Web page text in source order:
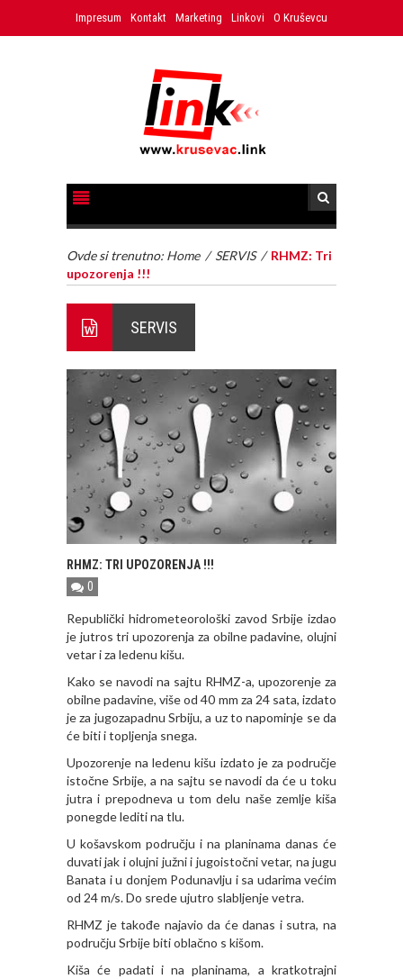
Impresum Kontakt Marketing Linkovi O Kruševcu
Ovde si trenutno: Home / SERVIS / RHMZ: Tri
upozorenja !!!
SERVIS
RHMZ: TRI UPOZORENJA !!!
0
Republički hidrometeorološki zavod Srbije izdao
je jutros tri upozorenja za obilne padavine, olujni
vetar i za ledenu kišu.
Kako se navodi na sajtu RHMZ-a, upozorenje za
obilne padavine, više od 40 mm za 24 sata, izdato
je za jugozapadnu Srbiju, a uz to napominje se da
će biti i topljenja snega.
Upozorenje na ledenu kišu izdato je za područje
istočne Srbije, a na sajtu se navodi da će u toku
jutra i prepodneva u tom delu naše zemlje kiša
ponegde lediti na tlu.
U košavskom području i na planinama danas će
duvati jak i olujni južni i jugoistočni vetar, na jugu
Banata i u donjem Podunavlju i sa udarima većim
od 24 m/s. Do srede ujutro slabljenje vetra.
RHMZ je takođe najavio da će danas i sutra, na
području Srbije biti oblačno s kišom.
Kiša će padati i na planinama, a kratkotrajni